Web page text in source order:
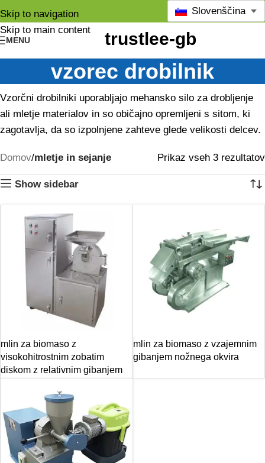
Skip to navigation
Skip to main content
MENU
Slovenščina
vzorec drobilnik
Vzorčni drobilniki uporabljajo mehansko silo za drobljenje
ali mletje materialov in so običajno opremljeni s sitom, ki
zagotavlja, da so izpolnjene zahteve glede velikosti delcev.
Domov mletje in sejanje Prikaz vseh 3 rezultatov
Show sidebar
mlin za biomaso z
visokohitrostnim zobatim
diskom z relativnim gibanjem
mlin za biomaso z vzajemnim
gibanjem nožnega okvira